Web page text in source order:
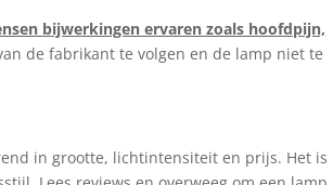
bijwerkingen ervaren zoals hoofdpijn,
de fabrikant te volgen en de lamp niet te
in grootte, lichtintensiteit en prijs. Het is